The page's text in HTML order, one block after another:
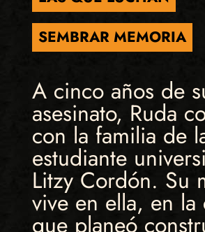
SEMBRAR MEMORIA
A cinco años de
asesinato, Ruda
con la familia de
estudiante
Litzy Cordón. Su
vive en ella, en la
que planeó